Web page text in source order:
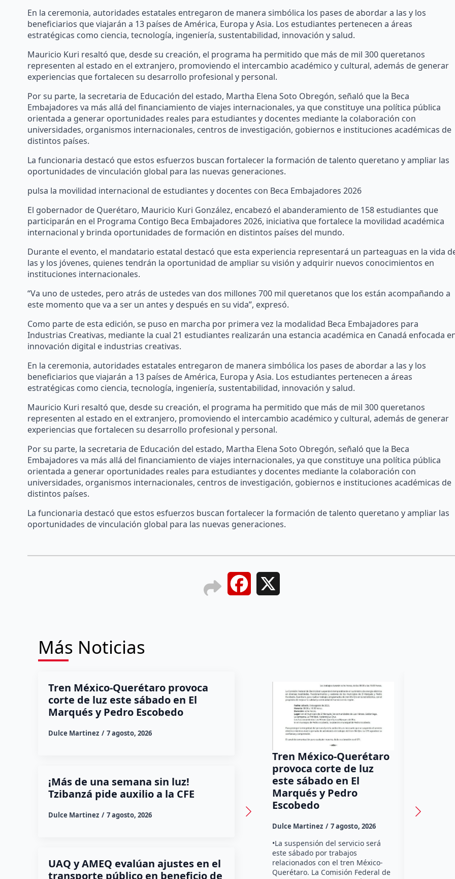
En la ceremonia, autoridades estatales entregaron de manera simbólica los pases de abordar a las y los
beneficiarios que viajarán a 13 países de América, Europa y Asia. Los estudiantes pertenecen a áreas
estratégicas como ciencia, tecnología, ingeniería, sustentabilidad, innovación y salud.
Mauricio Kuri resaltó que, desde su creación, el programa ha permitido que más de mil 300 queretanos
representen al estado en el extranjero, promoviendo el intercambio académico y cultural, además de generar
experiencias que fortalecen su desarrollo profesional y personal.
Por su parte, la secretaria de Educación del estado, Martha Elena Soto Obregón, señaló que la Beca
Embajadores va más allá del financiamiento de viajes internacionales, ya que constituye una política pública
orientada a generar oportunidades reales para estudiantes y docentes mediante la colaboración con
universidades, organismos internacionales, centros de investigación, gobiernos e instituciones académicas de
distintos países.
La funcionaria destacó que estos esfuerzos buscan fortalecer la formación de talento queretano y ampliar las
oportunidades de vinculación global para las nuevas generaciones.
pulsa la movilidad internacional de estudiantes y docentes con Beca Embajadores 2026
El gobernador de Querétaro, Mauricio Kuri González, encabezó el abanderamiento de 158 estudiantes que
participarán en el Programa Contigo Beca Embajadores 2026, iniciativa que fortalece la movilidad académica
internacional y brinda oportunidades de formación en distintos países del mundo.
Durante el evento, el mandatario estatal destacó que esta experiencia representará un parteaguas en la vida
las y los jóvenes, quienes tendrán la oportunidad de ampliar su visión y adquirir nuevos conocimientos en
instituciones internacionales.
“Va uno de ustedes, pero atrás de ustedes van dos millones 700 mil queretanos que los están acompañando a
este momento que va a ser un antes y después en su vida”, expresó.
Como parte de esta edición, se puso en marcha por primera vez la modalidad Beca Embajadores para
Industrias Creativas, mediante la cual 21 estudiantes realizarán una estancia académica en Canadá enfocada
innovación digital e industrias creativas.
En la ceremonia, autoridades estatales entregaron de manera simbólica los pases de abordar a las y los
beneficiarios que viajarán a 13 países de América, Europa y Asia. Los estudiantes pertenecen a áreas
estratégicas como ciencia, tecnología, ingeniería, sustentabilidad, innovación y salud.
Mauricio Kuri resaltó que, desde su creación, el programa ha permitido que más de mil 300 queretanos
representen al estado en el extranjero, promoviendo el intercambio académico y cultural, además de generar
experiencias que fortalecen su desarrollo profesional y personal.
Por su parte, la secretaria de Educación del estado, Martha Elena Soto Obregón, señaló que la Beca
Embajadores va más allá del financiamiento de viajes internacionales, ya que constituye una política pública
orientada a generar oportunidades reales para estudiantes y docentes mediante la colaboración con
universidades, organismos internacionales, centros de investigación, gobiernos e instituciones académicas de
distintos países.
La funcionaria destacó que estos esfuerzos buscan fortalecer la formación de talento queretano y ampliar las
oportunidades de vinculación global para las nuevas generaciones.
Facebook
Más Noticias
Tren México-Querétaro provoca
corte de luz este sábado en El
Marqués y Pedro Escobedo
Dulce Martinez 7 agosto, 2026
¡Más de una semana sin luz!
Tzibanzá pide auxilio a la CFE
Dulce Martinez 7 agosto, 2026
UAQ y AMEQ evalúan ajustes en el
transporte público en beneficio de
Tren México-Querétaro
provoca corte de luz
este sábado en El
Marqués y Pedro
Escobedo
Dulce Martinez 7 agosto, 2026
•La suspensión del servicio será
este sábado por trabajos
relacionados con el tren México-
Querétaro. La Comisión Federal de
Habitantes